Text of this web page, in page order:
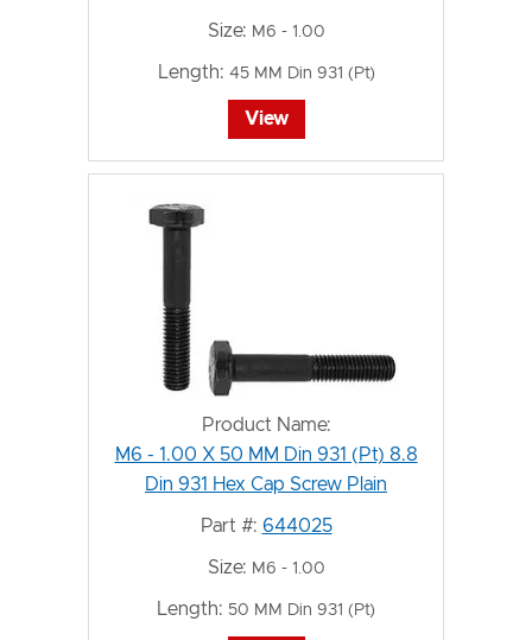
Size: M6 - 1.00
Length: 45 MM Din 931 (Pt)
View
Product Name:
M6 - 1.00 X 50 MM Din 931 (Pt) 8.8
Din 931 Hex Cap Screw Plain
Part #: 644025
Size: M6 - 1.00
Length: 50 MM Din 931 (Pt)